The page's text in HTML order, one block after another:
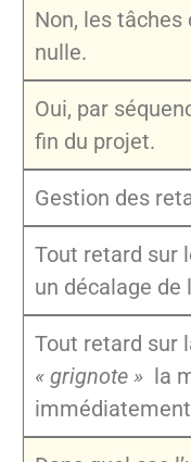
Non, les
nulle.
Oui, par
fin du projet.
Gestion des
Tout retard sur
un décalage de
Tout retard sur
« grignote » la